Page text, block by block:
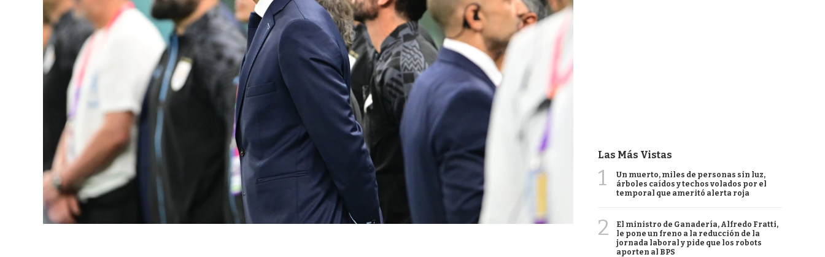
Las Más Vistas
1
Un muerto, miles de personas sin luz,
árboles caídos y techos volados por el
temporal que ameritó alerta roja
2
El ministro de Ganadería, Alfredo Fratti,
le pone un freno a la reducción de la
jornada laboral y pide que los robots
aporten al BPS